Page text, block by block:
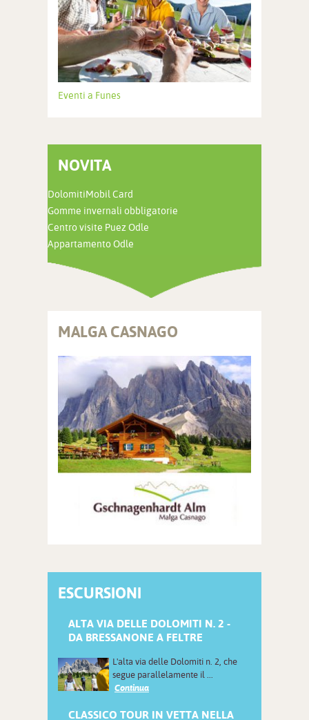
Eventi a Funes
NOVITA
DolomitiMobil Card
Gomme invernali obbligatorie
Centro visite Puez Odle
Appartamento Odle
MALGA CASNAGO
ESCURSIONI
ALTA VIA DELLE DOLOMITI N. 2 -
DA BRESSANONE A FELTRE
L'alta via delle Dolomiti n. 2, che
segue parallelamente il ...
Continua
CLASSICO TOUR IN VETTA NELLA